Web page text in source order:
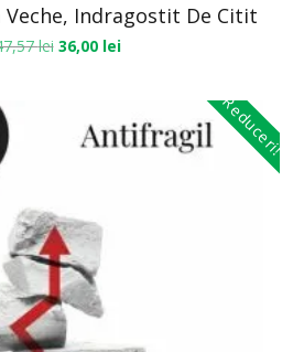
Veche, Indragostit De Citit
lei 36,00 lei
Reduceri!